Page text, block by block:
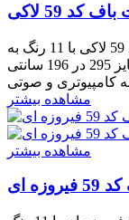
59 لاکی
نخ و نقشه فرش درشت باف (گبه) طرح کد 59 لاکی با 11 رنگ به
ابعاد 1052 رج در 700 گره (رجشمار 25) و سایز 295 در 196 سانتی
کامپیوتری و صوتی
مشاهده بیشتر
مشاهده بیشتر
ای